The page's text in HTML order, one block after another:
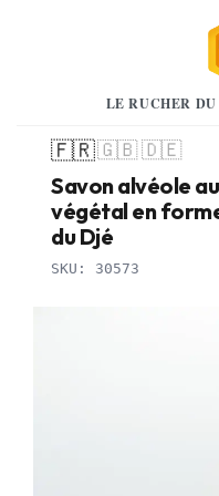
LE RUCHER
🇫🇷🇬🇧🇩🇪
Savon alvéole
végétal en
du Djé
SKU: 30573